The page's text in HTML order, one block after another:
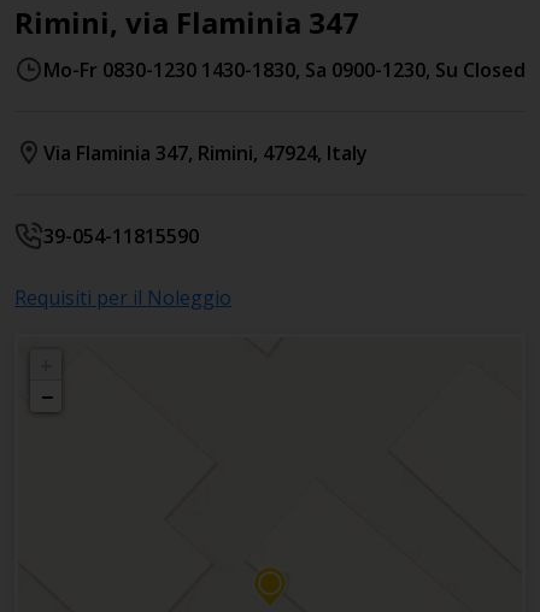
Rimini, via Flaminia 347
Mo-Fr 0830-1230 1430-1830, Sa 0900-1230, Su Closed
Via Flaminia 347, Rimini, 47924, Italy
39-054-11815590
Requisiti per il Noleggio
−